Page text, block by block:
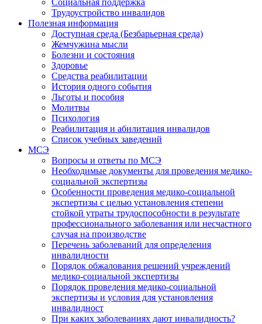
Трудоустройство инвалидов
Полезная информация
Доступная среда (Безбарьерная среда)
Жемчужина мысли
Болезни и состояния
Здоровье
Средства реабилитации
История одного события
Льготы и пособия
Молитвы
Психология
Реабилитация и абилитация инвалидов
Список учебных заведений
МСЭ
Вопросы и ответы по МСЭ
Необходимые документы для проведения медико-
социальной экспертизы
Особенности проведения медико-социальной
экспертизы с целью установления степени
стойкой утраты трудоспособности в результате
профессионального заболевания или несчастного
случая на производстве
Перечень заболеваний для определения
инвалидности
Порядок обжалования решений учреждений
медико-социальной экспертизы
Порядок проведения медико-социальной
экспертизы и условия для установления
инвалидност
При каких заболеваниях дают инвалидность?